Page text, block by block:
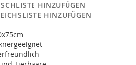
HINZUFÜGEN
HINZUFÜGEN